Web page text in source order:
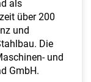
n
als
über 200
und
Die
und
GmbH.